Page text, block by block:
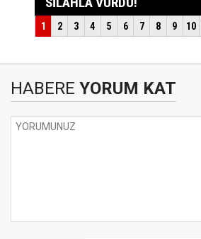
HABERE YORUM KAT